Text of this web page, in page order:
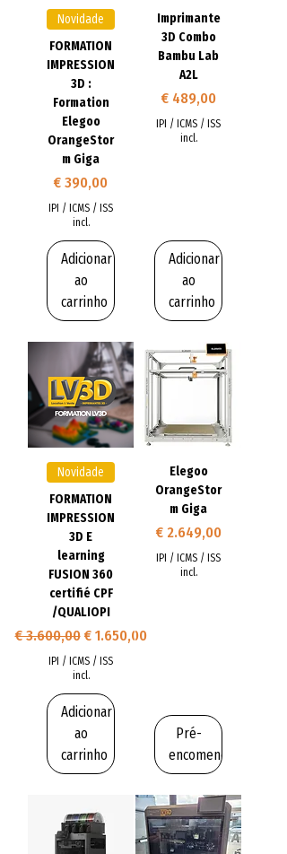
Novidade
FORMATION
IMPRESSION
3D :
Formation
Elegoo
OrangeStor
m Giga
Preço
€ 390,00
IPI / ICMS / ISS
incl.
Adicionar
ao
carrinho
Imprimante
3D Combo
Bambu Lab
A2L
Preço
€ 489,00
IPI / ICMS / ISS
incl.
Adicionar
ao
carrinho
Novidade
FORMATION
IMPRESSION
3D E
learning
FUSION 360
certifié CPF
/QUALIOPI
Preço normal
€ 3.600,00 Preço promocional
€ 1.650,00
IPI / ICMS / ISS
incl.
Adicionar
ao
carrinho
Elegoo
OrangeStor
m Giga
Preço
€ 2.649,00
IPI / ICMS / ISS
incl.
Pré-
encomendar